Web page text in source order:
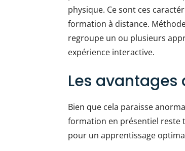
physique. Ce sont ces
formation à distance.
regroupe un ou plusieurs
expérience interactive.
Les avantages
Bien que cela paraisse
formation en présentiel reste
pour un apprentissage